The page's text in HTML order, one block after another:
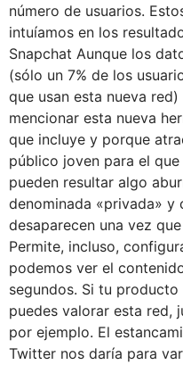
número de usuarios.
intuíamos en los
Snapchat Aunque los
(sólo un 7% de los
que usan esta nueva
mencionar esta nueva
que incluye y porque
público joven para el
pueden resultar algo
denominada «privada» y
desaparecen una vez
Permite, incluso,
podemos ver el
segundos. Si tu
puedes valorar esta red,
por ejemplo. El
Twitter nos daría para